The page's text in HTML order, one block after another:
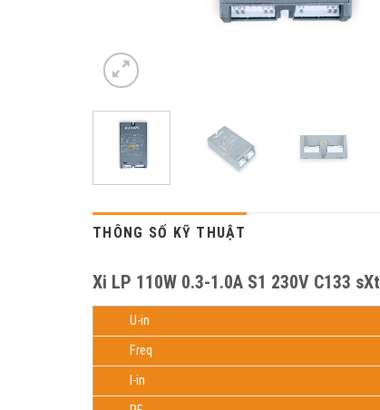
THÔNG SỐ KỸ THUẬT
Xi LP 110W 0.3-1.0A S1 230V C133 sXt
U-in
Freq
Ι-in